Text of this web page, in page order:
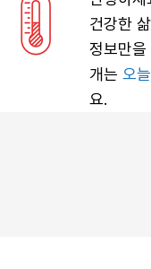
건강한
정보만
개는 오
요.